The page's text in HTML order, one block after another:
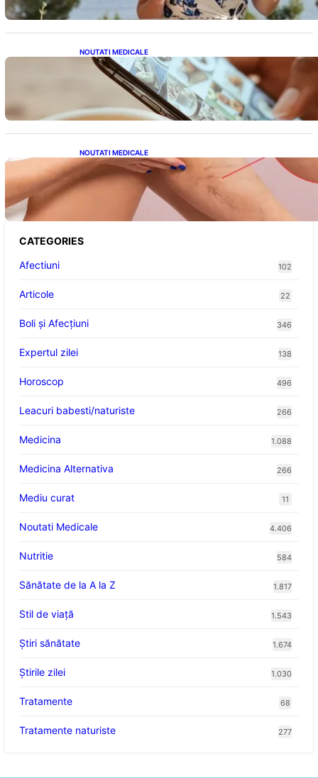
NOUTATI MEDICALE
Revoluția Bateriilor pentru Telefoane:
Avantaje, Provocări și Viitorul Tehnologiei
Energetice
NOUTATI MEDICALE
Varicele și Umflarea Picioarelor pe Caniculă:
Înțelegerea Simptomelor și Măsurilor de
Prevenție
CATEGORIES
Afectiuni
102
Articole 22
Boli și Afecțiuni 346
Expertul zilei 138
Horoscop 496
Leacuri babesti/naturiste 266
Medicina 1.088
Medicina Alternativa 266
Mediu curat 11
Noutati Medicale 4.406
Nutritie 584
Sănătate de la A la Z 1.817
Stil de viaţă 1.543
Ştiri sănătate 1.674
Știrile zilei 1.030
Tratamente 68
Tratamente naturiste 277